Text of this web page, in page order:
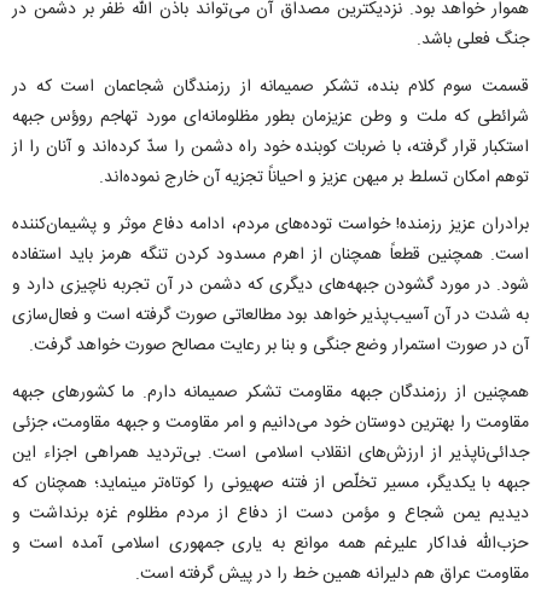
هموار خواهد بود. نزدیکترین مصداق آن می‌تواند باذن الله ظفر بر دشمن در
جنگ فعلی باشد.
قسمت سوم کلام بنده، تشکر صمیمانه از رزمندگان شجاعمان است که در
شرائطی که ملت و وطن عزیزمان بطور مظلومانه‌ای مورد تهاجم روؤس جبهه
استکبار قرار گرفته، با ضربات کوبنده خود راه دشمن را سدّ کرده‌اند و آنان را از
توهم امکان تسلط بر میهن عزیز و احیاناً تجزیه آن خارج نموده‌اند.
برادران عزیز رزمنده! خواست توده‌های مردم، ادامه دفاع موثر و پشیمان‌کننده
است. همچنین قطعاً همچنان از اهرم مسدود کردن تنگه هرمز باید استفاده
شود. در مورد گشودن جبهه‌های دیگری که دشمن در آن تجربه ناچیزی دارد و
به شدت در آن آسیب‌پذیر خواهد بود مطالعاتی صورت گرفته است و فعال‌سازی
آن در صورت استمرار وضع جنگی و بنا بر رعایت مصالح صورت خواهد گرفت.
همچنین از رزمندگان جبهه مقاومت تشکر صمیمانه دارم. ما کشور‌های جبهه
مقاومت را بهترین دوستان خود می‌دانیم و امر مقاومت و جبهه مقاومت، جزئی
جدائی‌ناپذیر از ارزش‌های انقلاب اسلامی است. بی‌تردید همراهی اجزاء این
جبهه با یکدیگر، مسیر تخلّص از فتنه صهیونی را کوتاه‌تر مینماید؛ همچنان که
دیدیم یمن شجاع و مؤمن دست از دفاع از مردم مظلوم غزه برنداشت و
حزب‌الله فداکار علیرغم همه موانع به یاری جمهوری اسلامی آمده است و
مقاومت عراق هم دلیرانه همین خط را در پیش گرفته است.